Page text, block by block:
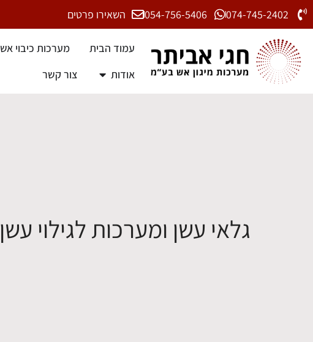
074-745-2402
054-756-5406 השאירו פרטים
עמוד הבית מערכות כיבוי אש
אודות
צור קשר
גלאי עשן ומערכות לגילוי עשן